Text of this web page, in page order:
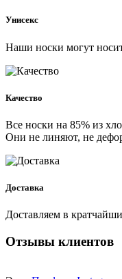
Унисекс
Наши носки могут
Качество
Все носки на 85% из
Они не линяют, не
Доставка
Доставляем в
Отзывы клиентов